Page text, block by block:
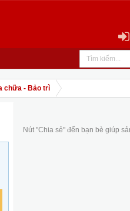
chữa - Bảo trì
Nút "Chia sẻ" đến bạn bè giúp